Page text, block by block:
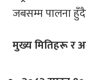
जबसम्म पालना
मुख्य मितिहरू र